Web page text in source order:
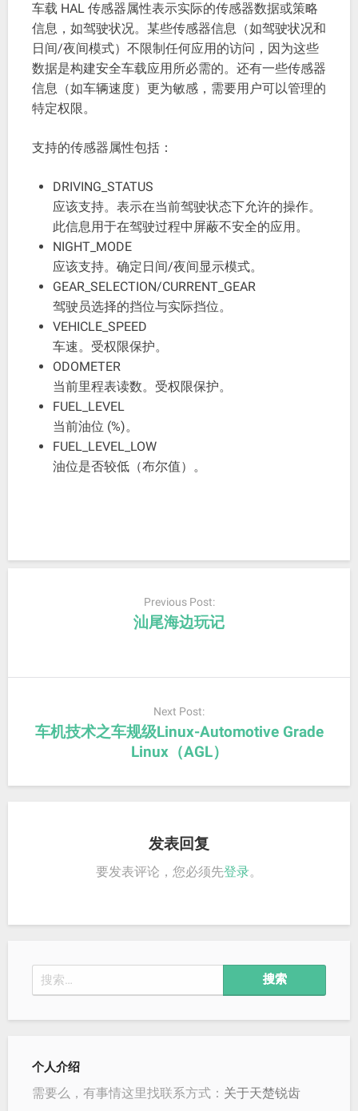
车载 HAL 传感器属性表示实际的传感器数据或策略
信息，如驾驶状况。某些传感器信息（如驾驶状况和
日间/夜间模式）不限制任何应用的访问，因为这些
数据是构建安全车载应用所必需的。还有一些传感器
信息（如车辆速度）更为敏感，需要用户可以管理的
特定权限。
支持的传感器属性包括：
DRIVING_STATUS
应该支持。表示在当前驾驶状态下允许的操作。
此信息用于在驾驶过程中屏蔽不安全的应用。
NIGHT_MODE
应该支持。确定日间/夜间显示模式。
GEAR_SELECTION/CURRENT_GEAR
驾驶员选择的挡位与实际挡位。
VEHICLE_SPEED
车速。受权限保护。
ODOMETER
当前里程表读数。受权限保护。
FUEL_LEVEL
当前油位 (%)。
FUEL_LEVEL_LOW
油位是否较低（布尔值）。
Previous Post:
汕尾海边玩记
Next Post:
车机技术之车规级Linux-Automotive Grade
Linux（AGL）
发表回复
要发表评论，您必须先登录。
索：
个人介绍
需要么，有事情这里找联系方式： 关于天楚锐齿